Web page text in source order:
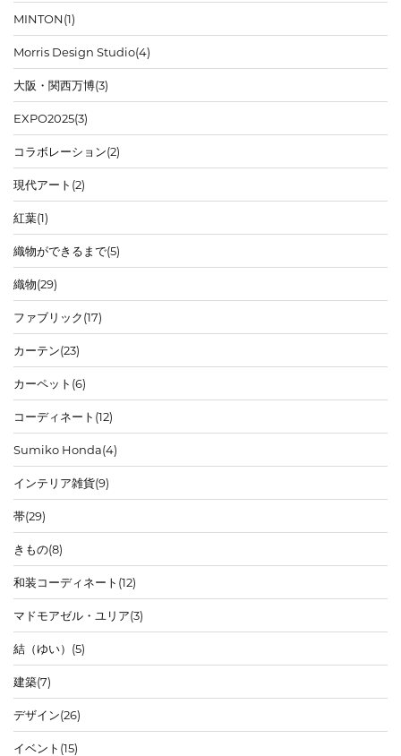
MINTON(1)
Morris Design Studio(4)
大阪・関西万博(3)
EXPO2025(3)
コラボレーション(2)
現代アート (2)
紅葉(1)
織物ができるまで(5)
織物(29)
ファブリック(17)
カーテン(23)
カーペット (6)
コーディネート (12)
Sumiko Honda(4)
インテリア雑貨(9)
帯(29)
きもの(8)
和装コーディネート (12)
マドモアゼル・ユリア(3)
結（ゆい） (5)
建築(7)
デザイン(26)
イベント (15)